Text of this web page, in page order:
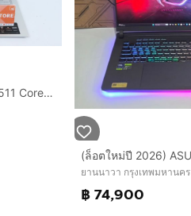
ACER SWIFT 3 SF314-511 Core i5-1135G7 Ram8.512GB
ยานนาวา กรุงเทพมหานคร
฿ 74,900